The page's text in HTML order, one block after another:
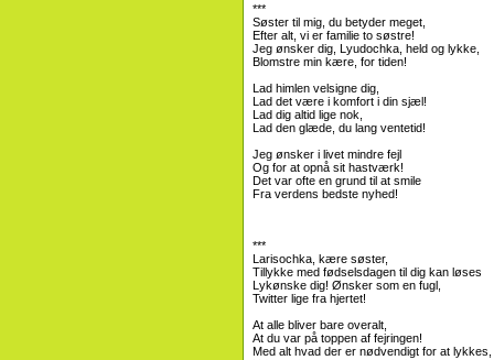
***
Søster til mig, du betyder meget,
Efter alt, vi er familie to søstre!
Jeg ønsker dig, Lyudochka, held og lykke,
Blomstre min kære, for tiden!
Lad himlen velsigne dig,
Lad det være i komfort i din sjæl!
Lad dig altid lige nok,
Lad den glæde, du lang ventetid!
Jeg ønsker i livet mindre fejl
Og for at opnå sit hastværk!
Det var ofte en grund til at smile
Fra verdens bedste nyhed!
***
Larisochka, kære søster,
Tillykke med fødselsdagen til dig kan løses
Lykønske dig! Ønsker som en fugl,
Twitter lige fra hjertet!
At alle bliver bare overalt,
At du var på toppen af ​​fejringen!
Med alt hvad der er nødvendigt for at lykkes,